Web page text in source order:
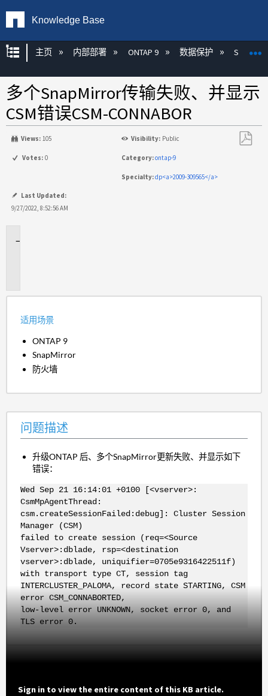
Knowledge Base
扩展/隐缩全局层次
主页 内部部署 ONTAP 9 数据保护
多个SnapMirror传输失败、并显示
CSM错误CSM-CONNABOR
Views: 105 Visibility: Public
Votes: 0 Category:ontap-9
Specialty:dp<a>2009-309565</a>
Last Updated:
9/27/2022, 8:52:56 AM
适用场景
ONTAP 9
SnapMirror
防火墙
问题描述
升级ONTAP 后、多个SnapMirror更新失败、并显示如下
错误：
Wed Sep 21 16:14:01 +0100 [<vserver>:
CsmMpAgentThread:
csm.createSessionFailed:debug]: Cluster Session
Manager (CSM)
failed to create session (req=<Source
Vserver>:dblade, rsp=<destination
vserver>:dblade, uniquifier=0705e9316422511f)
with transport type CT, session tag
INTERCLUSTER_PALOMA, record state STARTING, CSM
error CSM_CONNABORTED,
low-level error UNKNOWN, socket error 0, and
TLS error 0.
Sign in to view the entire content of this KB article.